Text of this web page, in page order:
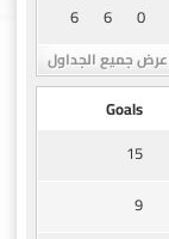
0
6
6
عرض جميع الجداول
Goals
15
9